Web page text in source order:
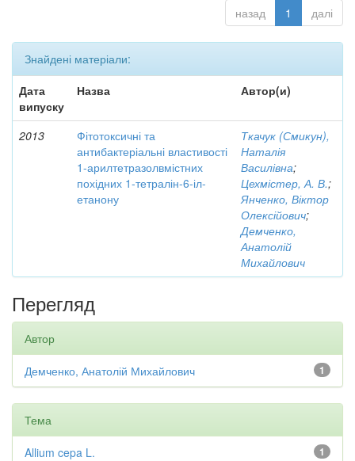
назад 1 далі
Знайдені матеріали:
Дата
випуску
Назва Автор(и)
2013
Фітотоксичні та
антибактеріальні властивості
1-арилтетразолвмістних
похідних 1-тетралін-6-іл-
етанону
Ткачук (Смикун),
Наталія
Василівна;
Цехмістер, А. В.;
Янченко, Віктор
Олексійович;
Демченко,
Анатолій
Михайлович
Перегляд
Автор
1
Демченко, Анатолій Михайлович
Тема
1
Allium cepa L.